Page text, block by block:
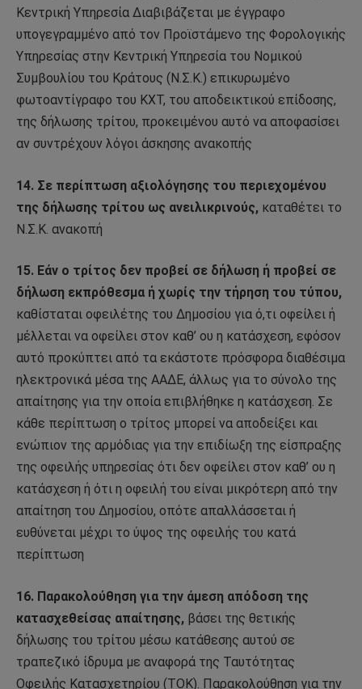
Κεντρική Υπηρεσία Διαβιβάζεται με έγγραφο
υπογεγραμμένο από τον Προϊστάμενο της Φορολογικής
Υπηρεσίας στην Κεντρική Υπηρεσία του Νομικού
Συμβουλίου του Κράτους (Ν.Σ.Κ.) επικυρωμένο
φωτοαντίγραφο του ΚΧΤ, του αποδεικτικού επίδοσης,
της δήλωσης τρίτου, προκειμένου αυτό να αποφασίσει
αν συντρέχουν λόγοι άσκησης ανακοπής
14. Σε περίπτωση αξιολόγησης του περιεχομένου
της δήλωσης τρίτου ως ανειλικρινούς, καταθέτει το
Ν.Σ.Κ. ανακοπή
15. Εάν ο τρίτος δεν προβεί σε δήλωση ή προβεί σε
δήλωση εκπρόθεσμα ή χωρίς την τήρηση του τύπου,
καθίσταται οφειλέτης του Δημοσίου για ό,τι οφείλει ή
μέλλεται να οφείλει στον καθ’ ου η κατάσχεση, εφόσον
αυτό προκύπτει από τα εκάστοτε πρόσφορα διαθέσιμα
ηλεκτρονικά μέσα της ΑΑΔΕ, άλλως για το σύνολο της
απαίτησης για την οποία επιβλήθηκε η κατάσχεση. Σε
κάθε περίπτωση ο τρίτος μπορεί να αποδείξει και
ενώπιον της αρμόδιας για την επιδίωξη της είσπραξης
της οφειλής υπηρεσίας ότι δεν οφείλει στον καθ’ ου η
κατάσχεση ή ότι η οφειλή του είναι μικρότερη από την
απαίτηση του Δημοσίου, οπότε απαλλάσσεται ή
ευθύνεται μέχρι το ύψος της οφειλής του κατά
περίπτωση
16. Παρακολούθηση για την άμεση απόδοση της
κατασχεθείσας απαίτησης, βάσει της θετικής
δήλωσης του τρίτου μέσω κατάθεσης αυτού σε
τραπεζικό ίδρυμα με αναφορά της Ταυτότητας
Οφειλής Κατασχετηρίου (ΤΟΚ). Παρακολούθηση για την